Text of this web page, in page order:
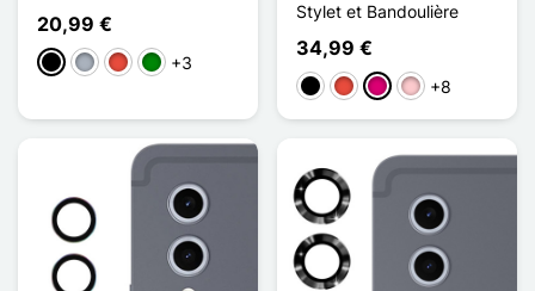
20,99 €
NegroGris RojoVerde
+3
Stylet et Bandoulière
34,99 €
NegroRojoMagenta
Rosa+8